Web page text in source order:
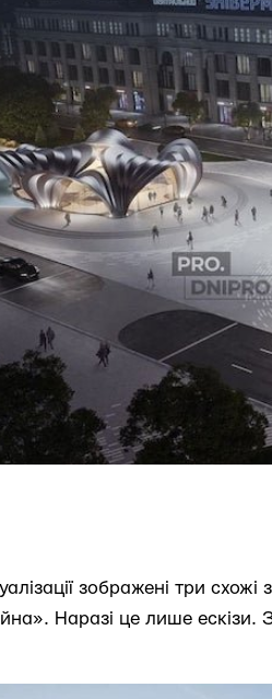
зображені три
Наразі це лише ескізи.